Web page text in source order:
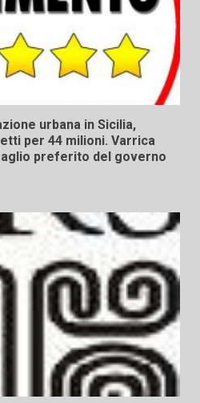
urbana in Sicilia,
per 44 milioni. Varrica
preferito del governo